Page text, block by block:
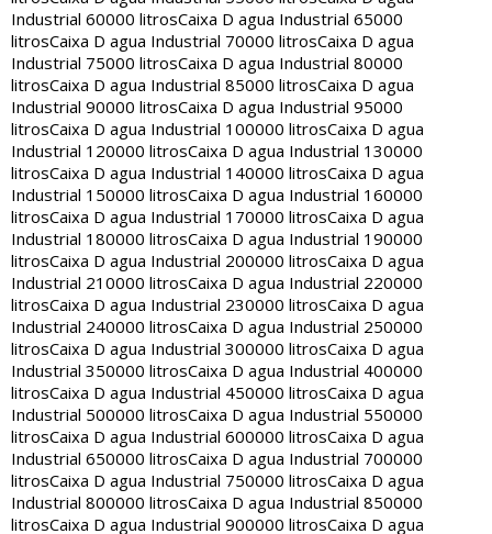
Industrial 60000 litrosCaixa D agua Industrial 65000
litrosCaixa D agua Industrial 70000 litrosCaixa D agua
Industrial 75000 litrosCaixa D agua Industrial 80000
litrosCaixa D agua Industrial 85000 litrosCaixa D agua
Industrial 90000 litrosCaixa D agua Industrial 95000
litrosCaixa D agua Industrial 100000 litrosCaixa D agua
Industrial 120000 litrosCaixa D agua Industrial 130000
litrosCaixa D agua Industrial 140000 litrosCaixa D agua
Industrial 150000 litrosCaixa D agua Industrial 160000
litrosCaixa D agua Industrial 170000 litrosCaixa D agua
Industrial 180000 litrosCaixa D agua Industrial 190000
litrosCaixa D agua Industrial 200000 litrosCaixa D agua
Industrial 210000 litrosCaixa D agua Industrial 220000
litrosCaixa D agua Industrial 230000 litrosCaixa D agua
Industrial 240000 litrosCaixa D agua Industrial 250000
litrosCaixa D agua Industrial 300000 litrosCaixa D agua
Industrial 350000 litrosCaixa D agua Industrial 400000
litrosCaixa D agua Industrial 450000 litrosCaixa D agua
Industrial 500000 litrosCaixa D agua Industrial 550000
litrosCaixa D agua Industrial 600000 litrosCaixa D agua
Industrial 650000 litrosCaixa D agua Industrial 700000
litrosCaixa D agua Industrial 750000 litrosCaixa D agua
Industrial 800000 litrosCaixa D agua Industrial 850000
litrosCaixa D agua Industrial 900000 litrosCaixa D agua